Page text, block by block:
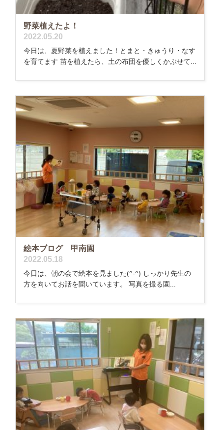
野菜植えたよ！
2022.05.20
今日は、夏野菜を植えました！とまと・きゅうり・なす
を育てます 苗を植えたら、土の布団を優しくかぶせて...
絵本ブログ 甲南園
2022.05.18
今日は、朝の会で絵本を見ました(^-^) しっかり先生の
方を向いてお話を聞いています。 写真を撮る園...